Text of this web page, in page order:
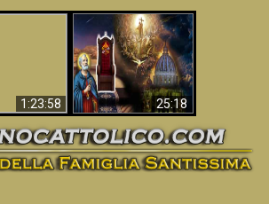
1:23:58 25:18
La Bibbia ha previsto
70 anni senza Papa?